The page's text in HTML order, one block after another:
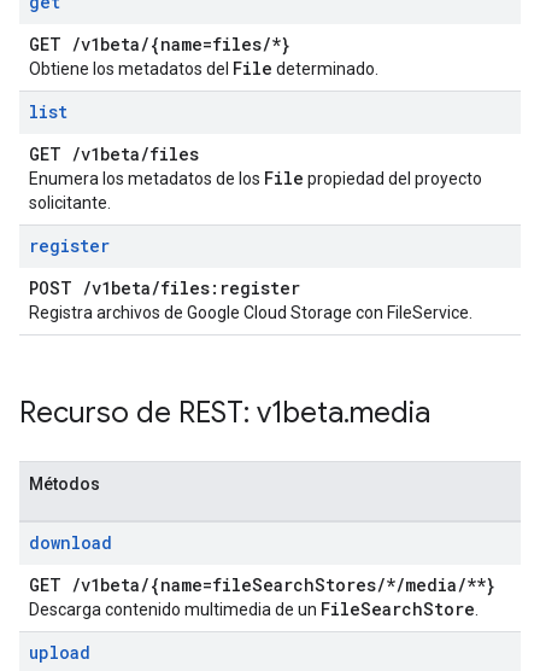
GET /v1beta/{name=files/*}
Obtiene los metadatos del File determinado.
list
GET /v1beta/files
Enumera los metadatos de los File propiedad del proyecto
solicitante.
register
POST /v1beta/files:register
Registra archivos de Google Cloud Storage con FileService.
Recurso de REST: v1beta.media
Métodos
download
GET /v1beta/{name=fileSearchStores/*/media/**}
Descarga contenido multimedia de un FileSearchStore
upload